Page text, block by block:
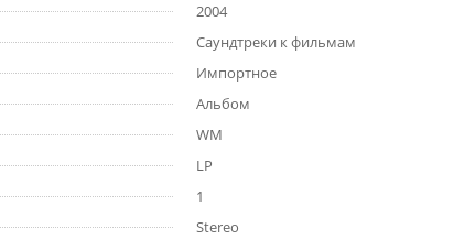
2004
Саундтреки к фильмам
Импортное
Альбом
WM
LP
1
Stereo